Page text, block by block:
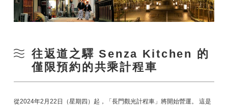
往返道之驛 Senza Kitchen 的
僅限預約的共乘計程車
從2024年2月22日（星期四）起，「長門觀光計程車」將開始營運。 這是